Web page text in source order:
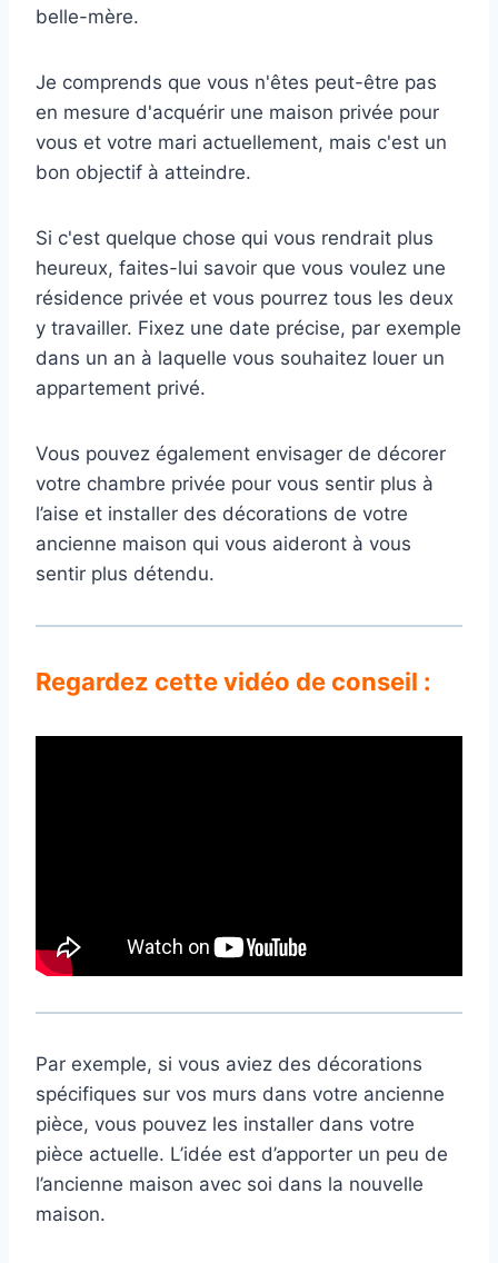
belle-mère.
Je comprends que vous n'êtes peut-être pas
en mesure d'acquérir une maison privée pour
vous et votre mari actuellement, mais c'est un
bon objectif à atteindre.
Si c'est quelque chose qui vous rendrait plus
heureux, faites-lui savoir que vous voulez une
résidence privée et vous pourrez tous les deux
y travailler. Fixez une date précise, par exemple
dans un an à laquelle vous souhaitez louer un
appartement privé.
Vous pouvez également envisager de décorer
votre chambre privée pour vous sentir plus à
l’aise et installer des décorations de votre
ancienne maison qui vous aideront à vous
sentir plus détendu.
Regardez cette vidéo de conseil :
Par exemple, si vous aviez des décorations
spécifiques sur vos murs dans votre ancienne
pièce, vous pouvez les installer dans votre
pièce actuelle. L’idée est d’apporter un peu de
l’ancienne maison avec soi dans la nouvelle
maison.